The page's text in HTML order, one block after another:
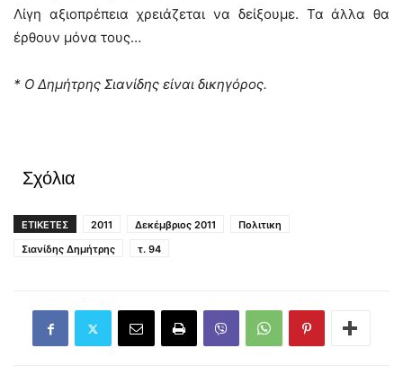
Λίγη αξιοπρέπεια χρειάζεται να δείξουμε. Τα άλλα θα
έρθουν μόνα τους…
* Ο Δημήτρης Σιανίδης είναι δικηγόρος.
Σχόλια
ΕΤΙΚΕΤΕΣ 2011 Δεκέμβριος 2011
Πολιτικη
Σιανίδης Δημήτρης
τ. 94